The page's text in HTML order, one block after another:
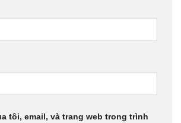
tôi, email, và trang web trong trình